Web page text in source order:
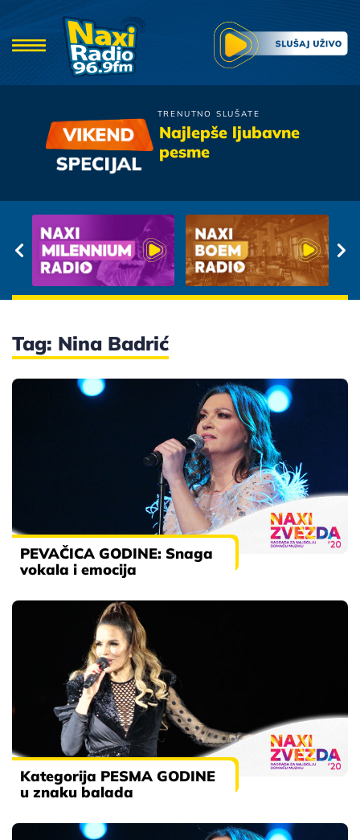
TRENUTNO SLUŠATE
Najlepše ljubavne
pesme
Vanna
Ako Je Vredelo Ista
Tag: Nina Badrić
PEVAČICA GODINE: Snaga
vokala i emocija
Kategorija PESMA GODINE
u znaku balada